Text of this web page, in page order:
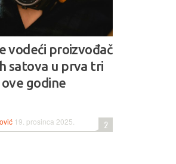
vodeći proizvođač
satova u prva tri
godine
19. prosinca 2025. 2